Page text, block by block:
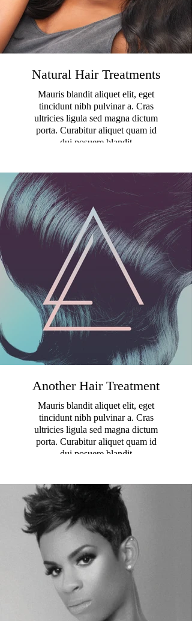
Natural Hair Treatments
Mauris blandit aliquet elit, eget
tincidunt nibh pulvinar a. Cras
ultricies ligula sed magna dictum
porta. Curabitur aliquet quam id
dui posuere blandit
Another Hair Treatment
Mauris blandit aliquet elit, eget
tincidunt nibh pulvinar a. Cras
ultricies ligula sed magna dictum
porta. Curabitur aliquet quam id
dui posuere blandit